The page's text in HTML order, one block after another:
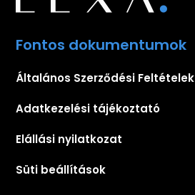
Fontos dokumentumok
Általános Szerződési Feltételek
Adatkezelési tájékoztató
Elállási nyilatkozat
Süti beállítások